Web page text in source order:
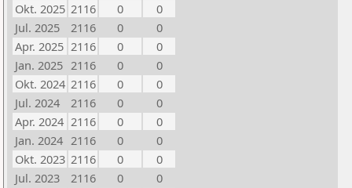
Okt. 2025 2116 0
0
Jul. 2025
2116 0
0
Apr. 2025 2116 0
0
Jan. 2025 2116 0
0
Okt. 2024 2116 0
0
Jul. 2024
2116 0
0
Apr. 2024 2116 0
0
Jan. 2024 2116 0
0
Okt. 2023 2116 0
0
Jul. 2023
2116 0
0